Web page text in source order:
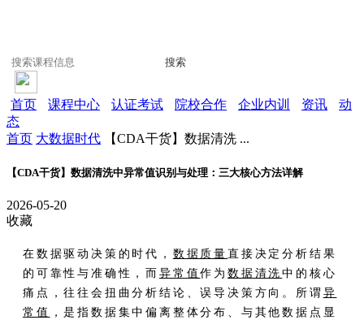
搜索
首页 课程中心 认证考试 院校合作 企业内训 资讯
动
态
首页 大数据时代 【CDA干货】数据清洗 ...
【CDA干货】数据清洗中异常值识别与处理：三大核心方法详解
2026-05-20
收藏
在数据驱动决策的时代， 数据质量直接决定分析结果
的可靠性与准确性，而异常值作为数据清洗中的核心
痛点，往往会扭曲分析结论、误导决策方向。所谓 异
常值
，是指数据集中偏离整体分布、与其他数据点显